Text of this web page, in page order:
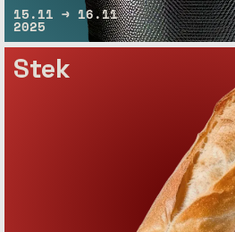
15.11 → 16.11
2025
Stek